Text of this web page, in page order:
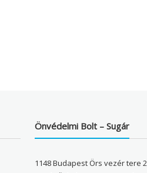
Önvédelmi Bolt – Sugár
1148 Budapest Örs vezér tere